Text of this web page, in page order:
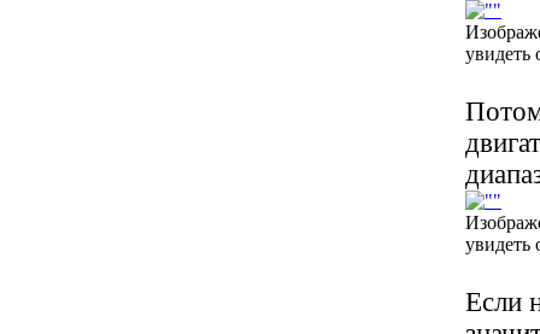
увидеть
увидеть
Если